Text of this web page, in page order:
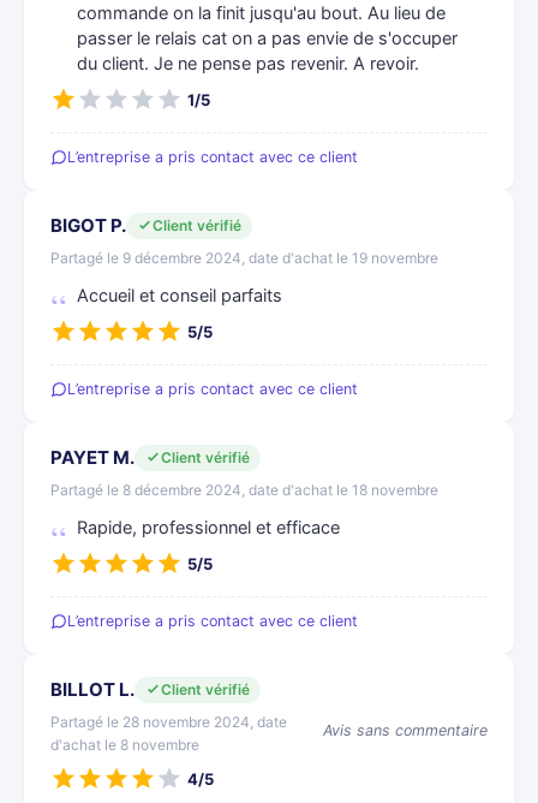
commande on la finit jusqu'au bout. Au lieu de
passer le relais cat on a pas envie de s'occuper
du client. Je ne pense pas revenir. A revoir.
1/5
L’entreprise a pris contact avec ce client
BIGOT P.
Client vérifié
Partagé le 9 décembre 2024, date d'achat le 19 novembre
Accueil et conseil parfaits
5/5
L’entreprise a pris contact avec ce client
PAYET M.
Client vérifié
Partagé le 8 décembre 2024, date d'achat le 18 novembre
Rapide, professionnel et efficace
5/5
L’entreprise a pris contact avec ce client
BILLOT L.
Client vérifié
Partagé le 28 novembre 2024, date
d'achat le 8 novembre
Avis sans commentaire
4/5